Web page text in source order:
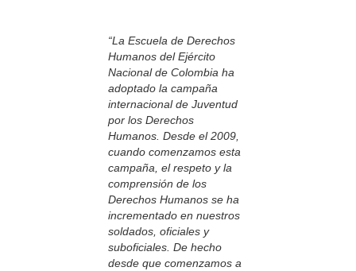
“La Escuela de Derechos
Humanos del Ejército
Nacional de Colombia ha
adoptado la campaña
internacional de Juventud
por los Derechos
Humanos. Desde el 2009,
cuando comenzamos esta
campaña, el respeto y la
comprensión de los
Derechos Humanos se ha
incrementado en nuestros
soldados, oficiales y
suboficiales. De hecho
desde que comenzamos a